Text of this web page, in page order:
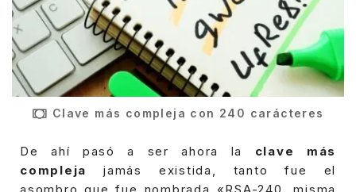
Clave más compleja con 240 carácteres
De ahí pasó a ser ahora la clave más
compleja jamás existida, tanto fue el